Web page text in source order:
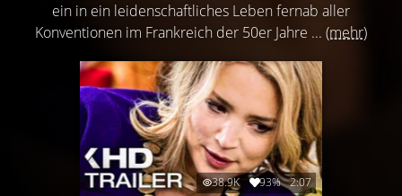
ein in ein leidenschaftliches Leben fernab aller
Konventionen im Frankreich der 50er Jahre ... (mehr)
38.9K 93% 2:07